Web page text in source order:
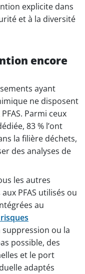
explicite dans
et à la diversité
encore
ayant
ne disposent
Parmi ceux
83 % l’ont
la filière déchets,
des analyses de
les autres
PFAS utilisés ou
au
suppression ou la
possible, des
et le port
adaptés